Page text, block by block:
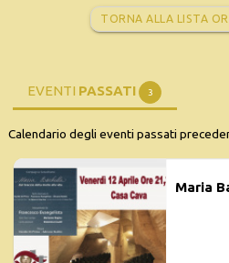
TORNA ALLA LISTA
EVENTI PASSATI 3
Calendario degli eventi passati
Maria